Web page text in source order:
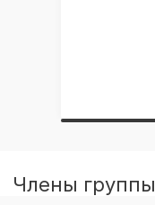
Члены группы